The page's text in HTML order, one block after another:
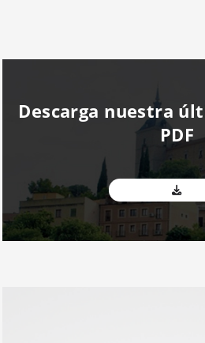
Descarga nuestra
PDF